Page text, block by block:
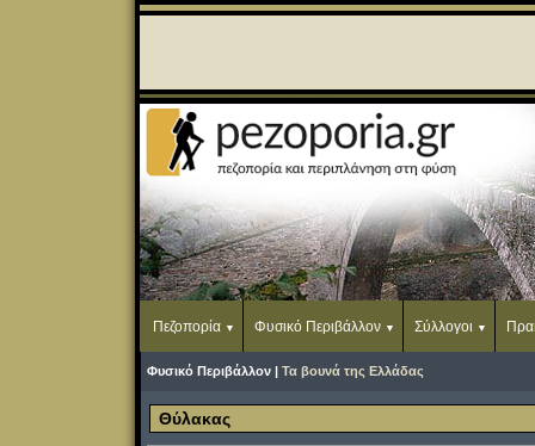
Πεζοπορία Φυσικό Περιβάλλον Σύλλογοι
Φυσικό Περιβάλλον | Τα βουνά της Ελλάδας
Θύλακας